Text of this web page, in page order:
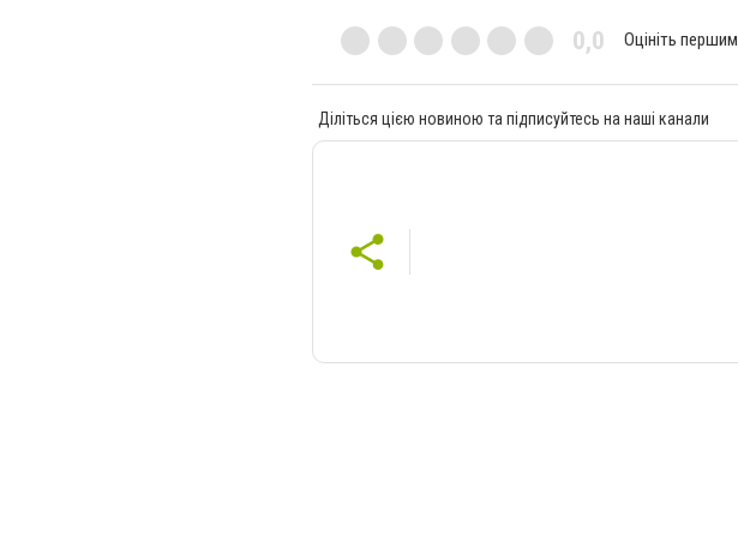
0,0 Оцініть першим
Діліться цією новиною та підписуйтесь на наші канали